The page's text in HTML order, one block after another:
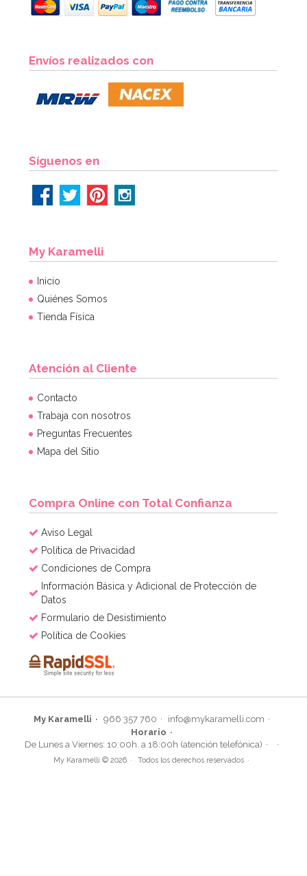
Envíos realizados con
Síguenos en
My Karamelli
Inicio
Quiénes Somos
Tienda Física
Atención al Cliente
Contacto
Trabaja con nosotros
Preguntas Frecuentes
Mapa del Sitio
Compra Online con Total Confianza
Aviso Legal
Política de Privacidad
Condiciones de Compra
Información Básica y Adicional de Protección de
Datos
Formulario de Desistimiento
Política de Cookies
My Karamelli 966 357 760
info@mykaramelli.com
Horario
De Lunes a Viernes: 10:00h. a 18:00h (atención telefónica)
My Karamelli © 2026 Todos los derechos reservados